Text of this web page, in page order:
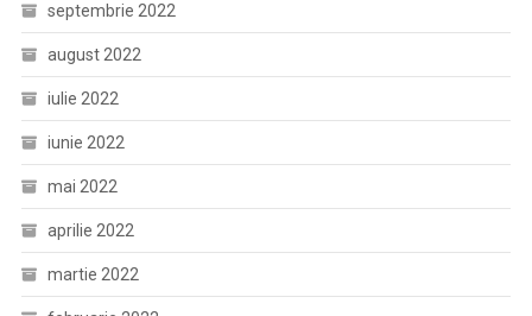
septembrie 2022
august 2022
iulie 2022
iunie 2022
mai 2022
aprilie 2022
martie 2022